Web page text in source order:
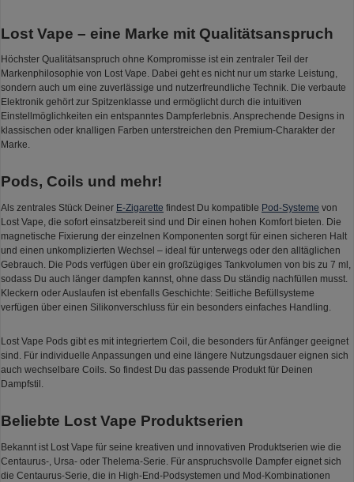
Lost Vape – eine Marke mit Qualitätsanspruch
Höchster Qualitätsanspruch ohne Kompromisse ist ein zentraler Teil der
Markenphilosophie von Lost Vape. Dabei geht es nicht nur um starke Leistung,
sondern auch um eine zuverlässige und nutzerfreundliche Technik. Die verbaute
Elektronik gehört zur Spitzenklasse und ermöglicht durch die intuitiven
Einstellmöglichkeiten ein entspanntes Dampferlebnis. Ansprechende Designs in
klassischen oder knalligen Farben unterstreichen den Premium-Charakter der
Marke.
Pods, Coils und mehr!
Als zentrales Stück Deiner E-Zigarette findest Du kompatible Pod-Systeme von
Lost Vape, die sofort einsatzbereit sind und Dir einen hohen Komfort bieten. Die
magnetische Fixierung der einzelnen Komponenten sorgt für einen sicheren Halt
und einen unkomplizierten Wechsel – ideal für unterwegs oder den alltäglichen
Gebrauch. Die Pods verfügen über ein großzügiges Tankvolumen von bis zu 7 ml,
sodass Du auch länger dampfen kannst, ohne dass Du ständig nachfüllen musst.
Kleckern oder Auslaufen ist ebenfalls Geschichte: Seitliche Befüllsysteme
verfügen über einen Silikonverschluss für ein besonders einfaches Handling.
Lost Vape Pods gibt es mit integriertem Coil, die besonders für Anfänger geeignet
sind. Für individuelle Anpassungen und eine längere Nutzungsdauer eignen sich
auch wechselbare Coils. So findest Du das passende Produkt für Deinen
Dampfstil.
Beliebte Lost Vape Produktserien
Bekannt ist Lost Vape für seine kreativen und innovativen Produktserien wie die
Centaurus-, Ursa- oder Thelema-Serie. Für anspruchsvolle Dampfer eignet sich
die Centaurus-Serie, die in High-End-Podsystemen und Mod-Kombinationen